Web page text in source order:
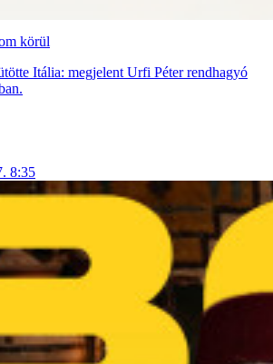
körül
Itália: megjelent Urfi Péter rendhagyó
8:35